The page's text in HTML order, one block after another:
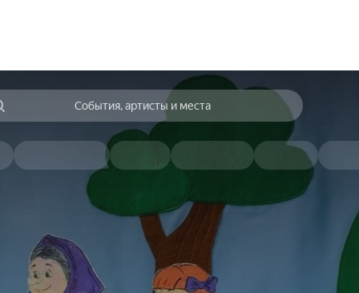
События, артисты и места